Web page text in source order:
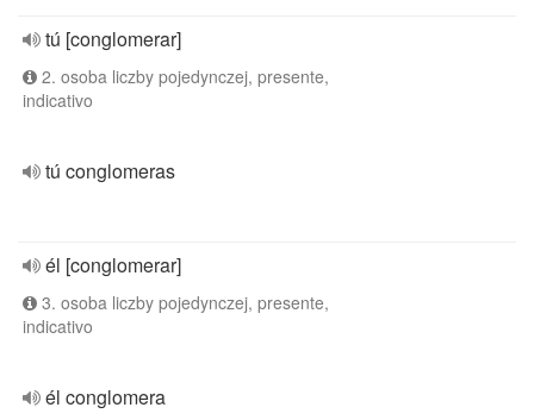
tú [conglomerar]
2. osoba liczby pojedynczej, presente,
indicativo
tú conglomeras
él [conglomerar]
3. osoba liczby pojedynczej, presente,
indicativo
él conglomera